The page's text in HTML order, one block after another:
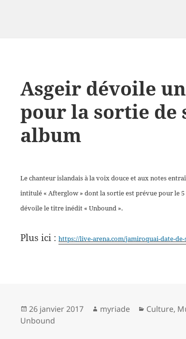
Asgeir dévoile
pour la sortie de
album
Le chanteur islandais à la voix douce et aux notes
intitulé « Afterglow » dont la sortie est prévue pour le
dévoile le titre inédit « Unbound ».
Plus ici :https://live-arena.com/jamiroquai-date-
Publié
le
26 janvier 2017 Auteur
myriade Catégories
Culture,
Unbound